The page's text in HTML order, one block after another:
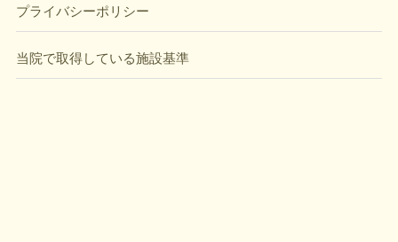
プライバシーポリシー
当院で取得している施設基準